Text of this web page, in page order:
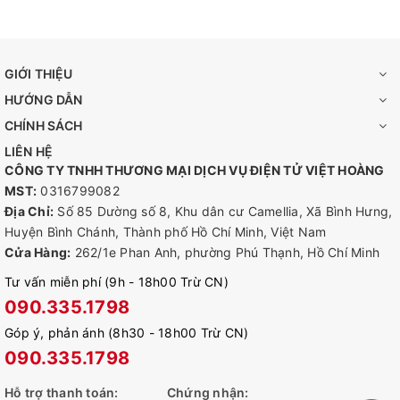
🔆Tùy Chỉnh Làm Sạch Phù Hợp Với Thói Quen Của Bạn:
GIỚI THIỆU
HƯỚNG DẪN
CHÍNH SÁCH
LIÊN HỆ
CÔNG TY TNHH THƯƠNG MẠI DỊCH VỤ ĐIỆN TỬ VIỆT HOÀNG
MST: 0316799082
Địa Chỉ: Số 85 Dường số 8, Khu dân cư Camellia, Xã Bình Hưng,
Huyện Bình Chánh, Thành phố Hồ Chí Minh, Việt Nam
Cửa Hàng: 262/1e Phan Anh, phường Phú Thạnh, Hồ Chí Minh
Tư vấn miễn phí (9h - 18h00 Trừ CN)
090.335.1798
Góp ý, phản ánh (8h30 - 18h00 Trừ CN)
090.335.1798
Hỗ trợ thanh toán: Chứng nhận: